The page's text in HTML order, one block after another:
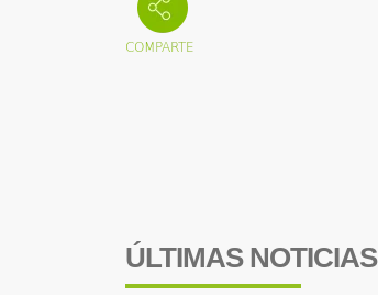
ÚLTIMAS NOTICIAS